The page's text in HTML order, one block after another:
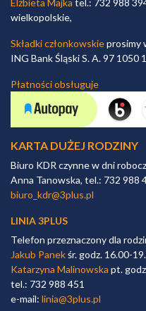
Elżbieta Majka tel.: 732 988
wielkopolskie,
Składki członkowskieprosimy
ING Bank Śląski S. A. 97 1050
Płatności obsługuje
KARTA DUŻEJ RODZINY
Biuro KDR czynne w dni
Anna Tanowska, tel.: 732 988
biuro_kdr@3plus.pl
LINIA 3PLUS
Telefon przeznaczony dla
Jakub Panekśr. godz. 16.00-
Katarzyna Malinowska pt.
tel.: 732 988 451
e-mail: linia@3plus.pl